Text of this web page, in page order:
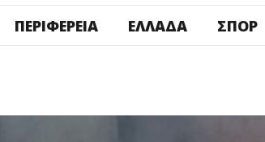
ΠΕΡΙΦΈΡΕΙΑ ΕΛΛΆΔΑ ΣΠΟΡ